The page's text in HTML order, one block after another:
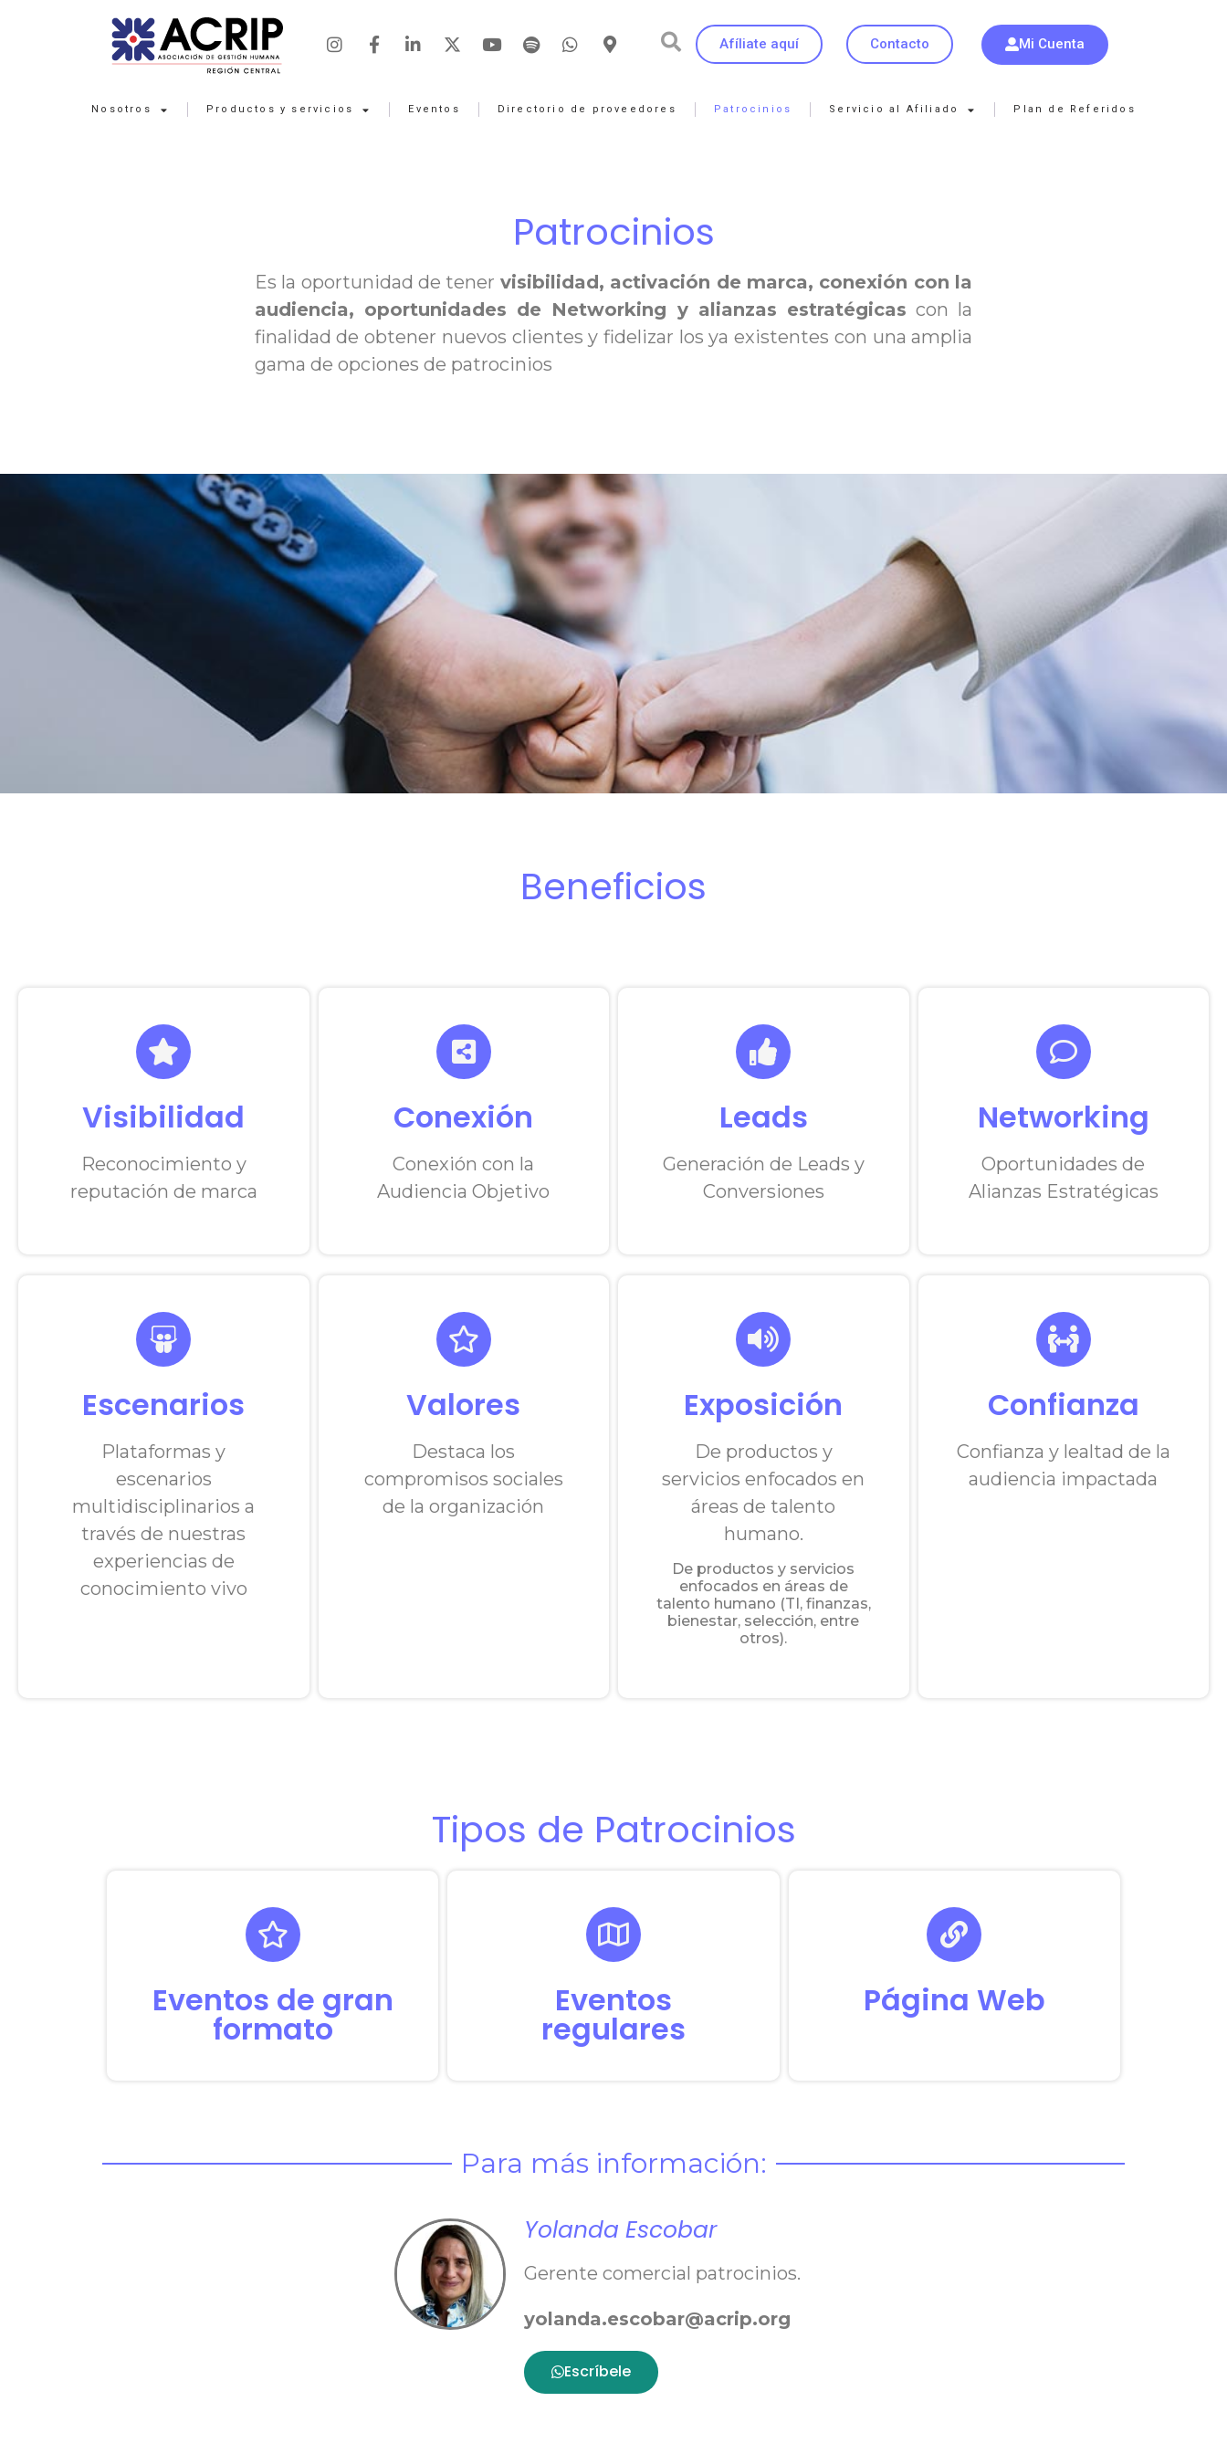
Afíliate aquí Contacto Mi Cuenta
Nosotros Productos y servicios Eventos Directorio de proveedores Patrocinios Servicio al Afiliado Plan de Referidos
Patrocinios
Es la oportunidad de tener visibilidad, activación de marca, conexión con la
audiencia, oportunidades de Networking y alianzas estratégicas con la
finalidad de obtener nuevos clientes y fidelizar los ya existentes con una amplia
gama de opciones de patrocinios
Beneficios
Visibilidad
Reconocimiento y
reputación de marca
Conexión
Conexión con la
Audiencia Objetivo
Leads
Generación de Leads y
Conversiones
Networking
Oportunidades de
Alianzas Estratégicas
Escenarios
Plataformas y
escenarios
multidisciplinarios a
través de nuestras
experiencias de
conocimiento vivo
Valores
Destaca los
compromisos sociales
de la organización
Exposición
De productos y
servicios enfocados en
áreas de talento
humano.
De productos y servicios
enfocados en áreas de
talento humano (TI, finanzas,
bienestar, selección, entre
otros).
Confianza
Confianza y lealtad de la
audiencia impactada
Tipos de Patrocinios
Eventos de gran
formato
Eventos
regulares
Página Web
Para más información:
Yolanda Escobar
Gerente comercial patrocinios.
yolanda.escobar@acrip.org
Escríbele